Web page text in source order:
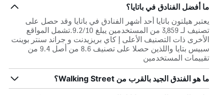
ما أفضل الفنادق في باتايا؟
يعتبر هيلتون باتايا أحد أشهر الفنادق في باتايا وقد حصل على
تصنيف لـ 3,859 من المستخدمين يبلغ 9.2/10.تشمل المواقع
الأخرى ذات التصنيف الأعلى إ كاي بريزيدنت و جراند سنتر بوينت
سبيس بتايا واللذين حصلا على تصنيف 8.6 من أصل 9.4 من
تقييمات المستخدمين
ما هو الفندق الجيد بالقرب من Walking Street؟